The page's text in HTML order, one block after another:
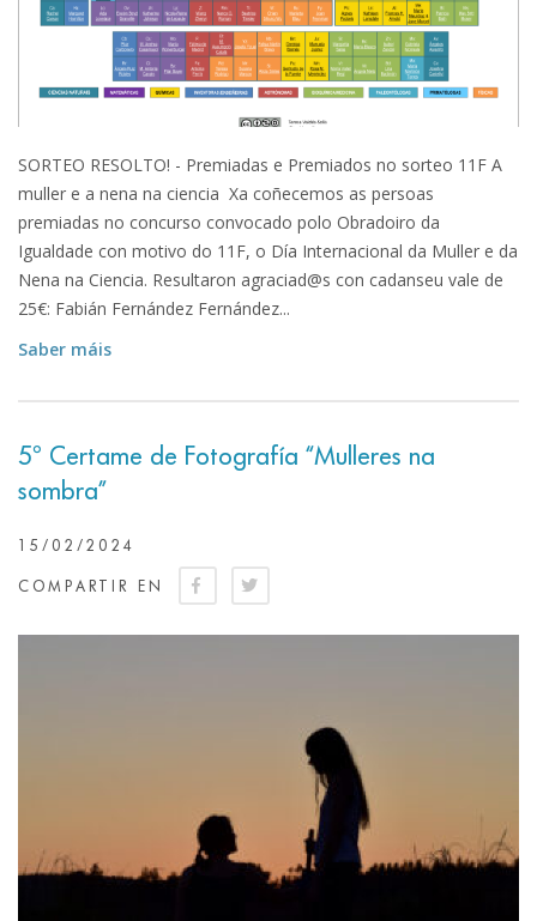
SORTEO RESOLTO! - Premiadas e Premiados no sorteo 11F A
muller e a nena na ciencia Xa coñecemos as persoas
premiadas no concurso convocado polo Obradoiro da
Igualdade con motivo do 11F, o Día Internacional da Muller e da
Nena na Ciencia. Resultaron agraciad@s con cadanseu vale de
25€: Fabián Fernández Fernández...
Saber máis
5º Certame de Fotografía “Mulleres na
sombra”
15/02/2024
COMPARTIR EN